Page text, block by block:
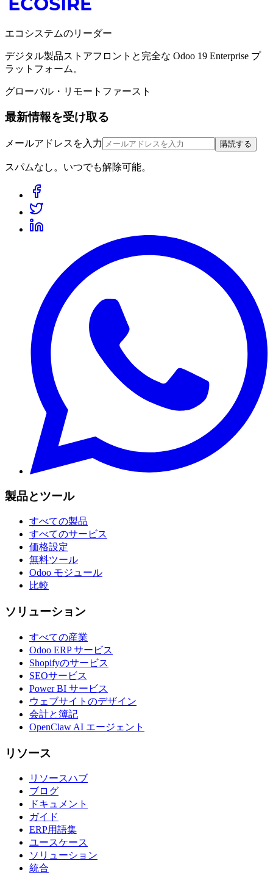
エコシステムのリーダー
デジタル製品ストアフロントと完全な Odoo 19 Enterprise プ
ラットフォーム。
グローバル・リモートファースト
最新情報を受け取る
メールアドレスを入力 購読する
スパムなし。いつでも解除可能。
製品とツール
すべての製品
すべてのサービス
価格設定
無料ツール
Odoo モジュール
比較
ソリューション
すべての産業
Odoo ERP サービス
Shopifyのサービス
SEOサービス
Power BI サービス
ウェブサイトのデザイン
会計と簿記
OpenClaw AI エージェント
リソース
リソースハブ
ブログ
ドキュメント
ガイド
ERP用語集
ユースケース
ソリューション
統合